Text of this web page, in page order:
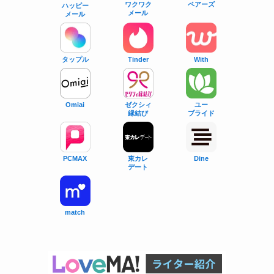
ハッピー
メール
ワクワク
メール
ペアーズ
タップル Tinder With
Omiai
ゼクシィ
縁結び
ユー
ブライド
PCMAX
東カレ
デート
Dine
match